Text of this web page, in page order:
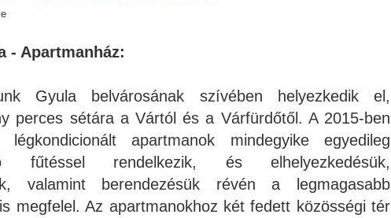
- Apartmanház:
Gyula belvárosának szívében helyezkedik el,
perces sétára a Vártól és a Várfürdőtől. A 2015-ben
apartmanok mindegyike egyedileg
fűtéssel rendelkezik, és elhelyezkedésük,
valamint berendezésük révén a legmagasabb
megfelel. Az apartmanokhoz két fedett közösségi tér